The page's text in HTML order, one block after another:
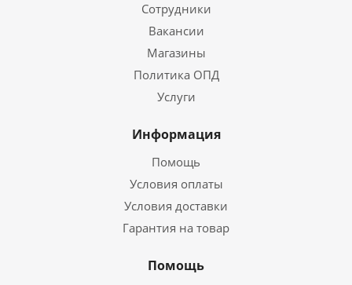
Сотрудники
Вакансии
Магазины
Политика ОПД
Услуги
Информация
Помощь
Условия оплаты
Условия доставки
Гарантия на товар
Помощь